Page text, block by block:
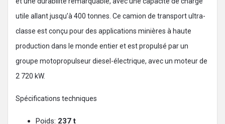
utile allant jusqu’à 400 tonnes. Ce camion de transport ultra-
classe est conçu pour des applications minières à haute
production dans le monde entier et est propulsé par un
groupe motopropulseur diesel-électrique, avec un moteur de
2 720 kW.
Spécifications techniques
Poids: 237 t